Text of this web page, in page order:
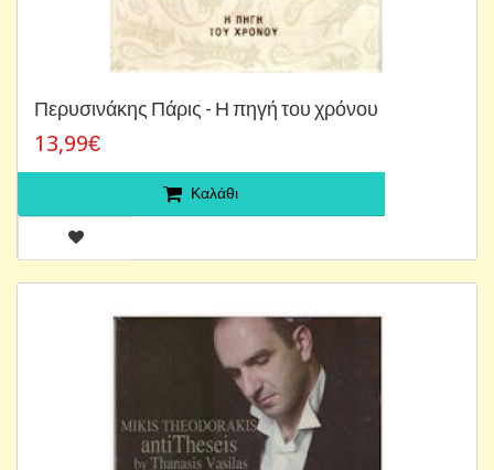
Περυσινάκης Πάρις - Η πηγή του χρόνου
13,99€
Καλάθι